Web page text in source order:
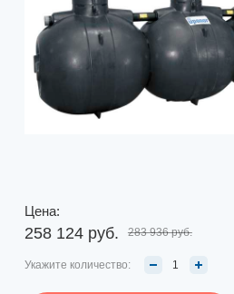
Цена:
258 124 руб. 283 936 руб.
Укажите количество: